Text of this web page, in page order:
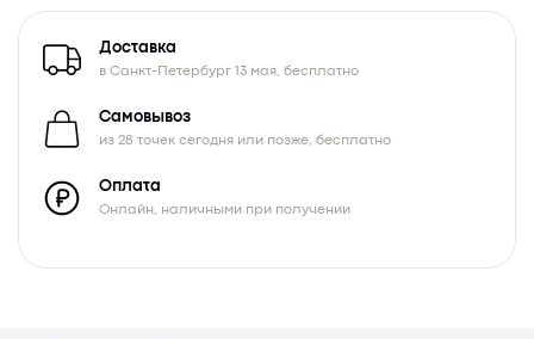
Доставка
в Санкт-Петербург 13 мая, бесплатно
Самовывоз
из 28 точек сегодня или позже, бесплатно
Оплата
Онлайн, наличными при получении